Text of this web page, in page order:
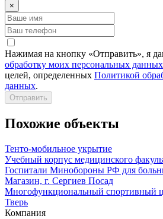
×
Нажимая на кнопку «Отправить», я
обработку моих персональных данных
целей, определенных Политикой
данных.
Отправить
Похожие объекты
Тенто-мобильное укрытие
Учебный корпус медицинского
Госпитали Минобороны РФ для
Магазин, г. Сергиев Посад
Многофункциональный спортивный
Тверь
Компания